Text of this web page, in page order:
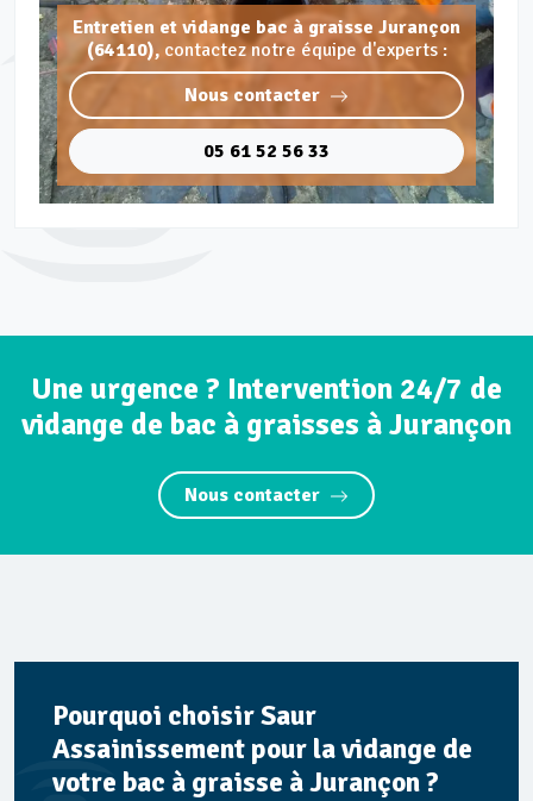
Entretien et vidange bac à graisse Jurançon
(64110), contactez notre équipe d'experts :
Nous contacter
05 61 52 56 33
Une urgence ? Intervention 24/7 de
vidange de bac à graisses à Jurançon
Nous contacter
Pourquoi choisir Saur
Assainissement pour la vidange de
votre bac à graisse à Jurançon ?